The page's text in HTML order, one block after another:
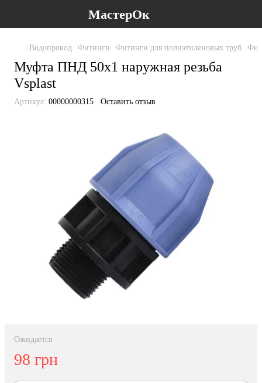
МастерОк
Водопровод Фитинги Фитинги для полиэтиленовых труб
Муфта ПНД 50х1 наружная резьба
Vsplast
Артикул: 00000000315 Оставить отзыв
Ожидается
98 грн